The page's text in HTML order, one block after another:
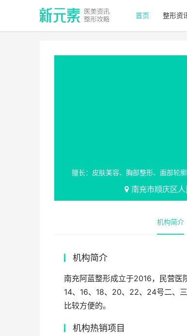
首页 整形资
擅长：皮肤美容、胸部整形、面部轮
南充市顺庆区
机构简介
机构简介
南充阿蓝整形成立于2016，民营医
14、16、18、20、22、24号二、
比较方便的。
机构热销项目